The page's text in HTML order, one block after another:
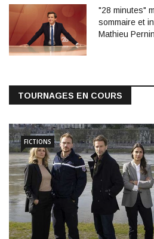
"28 minutes"
sommaire et
Mathieu
TOURNAGES EN COURS
FICTIONS